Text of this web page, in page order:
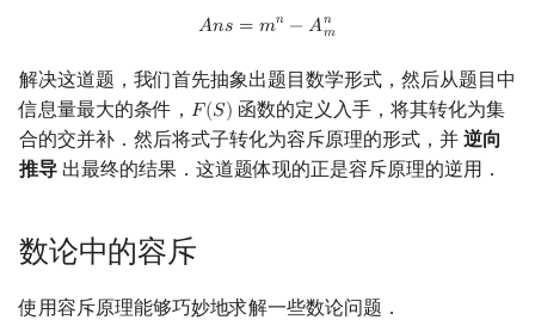
𝐴𝑛𝑠 = 𝑚𝑛 −𝐴𝑛
𝑚
Ans =mn− Amn
解决这道题，我们首先抽象出题目数学形式，然后从题目中
信息量最大的条件， 𝐹(𝑆)
F(S)
函数的定义入手，将其转化为集
合的交并补．然后将式子转化为容斥原理的形式，并 逆向
推导 出最终的结果．这道题体现的正是容斥原理的逆用．
数论中的容斥
使用容斥原理能够巧妙地求解一些数论问题．